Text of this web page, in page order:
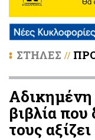
ΣΤΗΛΕΣ //
Αδικημένη
βιβλία
τους αξίζει